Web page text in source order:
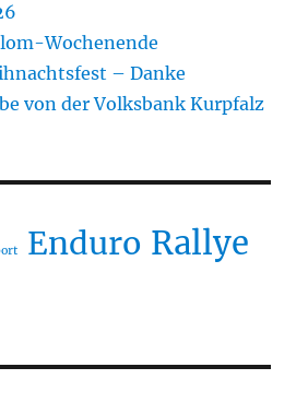
Wochenende
– Danke
von der Volksbank Kurpfalz
Enduro Rallye